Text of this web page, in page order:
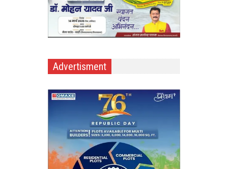
Advertisment